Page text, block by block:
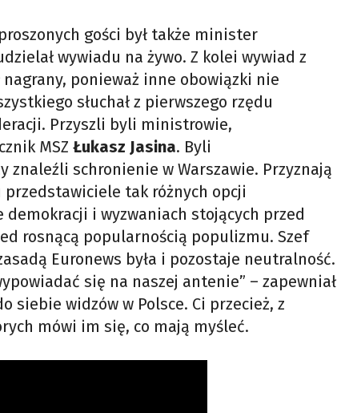
gości był także minister
wywiadu na żywo. Z kolei wywiad z
nagrany, ponieważ inne obowiązki nie
słuchał z pierwszego rzędu
Przyszli byli ministrowie,
MSZ Łukasz Jasina. Byli
schronienie w Warszawie. Przyznają
tak różnych opcji
demokracji i wyzwaniach stojących przed
rosnącą popularnością populizmu. Szef
Euronews była i pozostaje neutralność.
się na naszej antenie” – zapewniał
siebie widzów w Polsce. Ci przecież, z
mówi im się, co mają myśleć.